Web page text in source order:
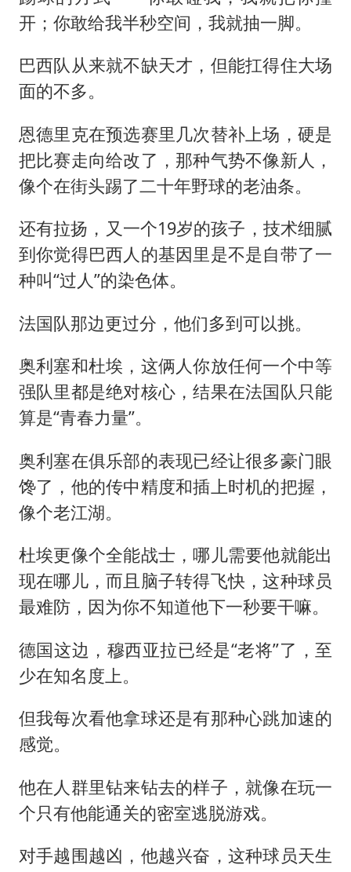
开；你敢给我半秒空间，我就抽一脚。
巴西队从来就不缺天才，但能扛得住大场
面的不多。
恩德里克在预选赛里几次替补上场，硬是
把比赛走向给改了，那种气势不像新人，
像个在街头踢了二十年野球的老油条。
还有拉扬，又一个19岁的孩子，技术细腻
到你觉得巴西人的基因里是不是自带了一
种叫“过人”的染色体。
法国队那边更过分，他们多到可以挑。
奥利塞和杜埃，这俩人你放任何一个中等
强队里都是绝对核心，结果在法国队只能
算是“青春力量”。
奥利塞在俱乐部的表现已经让很多豪门眼
馋了，他的传中精度和插上时机的把握，
像个老江湖。
杜埃更像个全能战士，哪儿需要他就能出
现在哪儿，而且脑子转得飞快，这种球员
最难防，因为你不知道他下一秒要干嘛。
德国这边，穆西亚拉已经是“老将”了，至
少在知名度上。
但我每次看他拿球还是有那种心跳加速的
感觉。
他在人群里钻来钻去的样子，就像在玩一
个只有他能通关的密室逃脱游戏。
对手越围越凶，他越兴奋，这种球员天生